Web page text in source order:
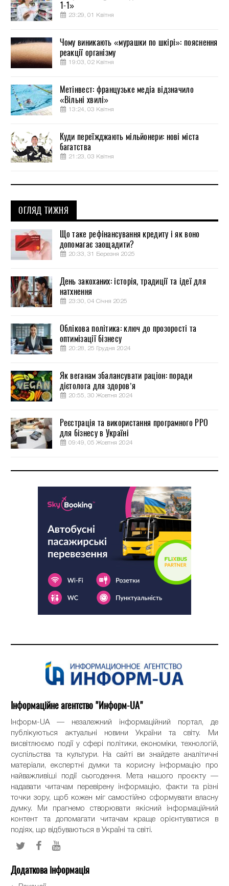
1-1»
23:29, 01 Квітня
Чому виникають «мурашки по шкірі»: пояснення
реакції організму
19:03, 02 Квітня
Метінвест: французьке медіа відзначило
«Вільні хвилі»
13:24, 03 Квітня
Куди переїжджають мільйонери: нові міста
багатства
21:23, 03 Квітня
ОГЛЯД ТИЖНЯ
Що таке рефінансування кредиту і як воно
допомагає заощадити?
20:33, 31 Березня 2025
День закоханих: історія, традиції та ідеї для
натхнення
23:30, 04 Січня 2025
Облікова політика: ключ до прозорості та
оптимізації бізнесу
20:28, 25 Грудня 2024
Як веганам збалансувати раціон: поради
дієтолога для здоров’я
20:55, 30 Жовтня 2024
Реєстрація та використання програмного РРО
для бізнесу в Україні
09:49, 05 Жовтня 2024
Інформаційне агентство "Информ-UA"
Інформ-UA — незалежний інформаційний портал, де
публікуються актуальні новини України та світу. Ми
висвітлюємо події у сфері політики, економіки, технологій,
суспільства та культури. На сайті ви знайдете аналітичні
матеріали, експертні думки та корисну інформацію про
найважливіші події сьогодення. Мета нашого проєкту —
надавати читачам перевірену інформацію, факти та різні
точки зору, щоб кожен міг самостійно сформувати власну
думку. Ми прагнемо створювати якісний інформаційний
контент та допомагати читачам краще орієнтуватися в
подіях, що відбуваються в Україні та світі.
Додаткова інформація